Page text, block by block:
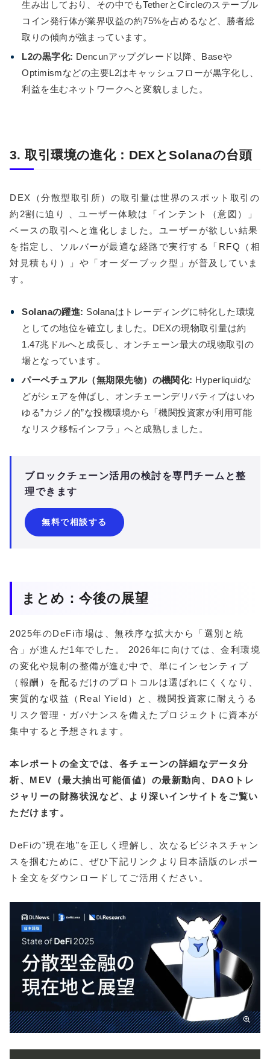
生み出しており、その中でもTetherとCircleのステーブル
コイン発行体が業界収益の約75%を占めるなど、勝者総
取りの傾向が強まっています。
L2の黒字化: Dencunアップグレード以降、Baseや
Optimismなどの主要L2はキャッシュフローが黒字化し、
利益を生むネットワークへと変貌しました。
3. 取引環境の進化：DEXとSolanaの台頭
DEX（分散型取引所）の取引量は世界のスポット取引の
約2割に迫り 、ユーザー体験は「インテント（意図）」
ベースの取引へと進化しました。ユーザーが欲しい結果
を指定し、ソルバーが最適な経路で実行する「RFQ（相
対見積もり）」や「オーダーブック型」が普及していま
す。
Solanaの躍進: Solanaはトレーディングに特化した環境
としての地位を確立しました。DEXの現物取引量は約
1.47兆ドルへと成長し、オンチェーン最大の現物取引の
場となっています。
パーペチュアル（無期限先物）の機関化: Hyperliquidな
どがシェアを伸ばし、オンチェーンデリバティブはいわ
ゆる”カジノ的”な投機環境から「機関投資家が利用可能
なリスク移転インフラ」へと成熟しました。
ブロックチェーン活用の検討を専門チームと整
理できます
無料で相談する
まとめ：今後の展望
2025年のDeFi市場は、無秩序な拡大から「選別と統
合」が進んだ1年でした。 2026年に向けては、金利環境
の変化や規制の整備が進む中で、単にインセンティブ
（報酬）を配るだけのプロトコルは選ばれにくくなり、
実質的な収益（Real Yield）と、機関投資家に耐えうる
リスク管理・ガバナンスを備えたプロジェクトに資本が
集中すると予想されます。
本レポートの全文では、各チェーンの詳細なデータ分
析、MEV（最大抽出可能価値）の最新動向、DAOトレ
ジャリーの財務状況など、より深いインサイトをご覧い
ただけます。
DeFiの”現在地”を正しく理解し、次なるビジネスチャン
スを掴むために、ぜひ下記リンクより日本語版のレポー
ト全文をダウンロードしてご活用ください。